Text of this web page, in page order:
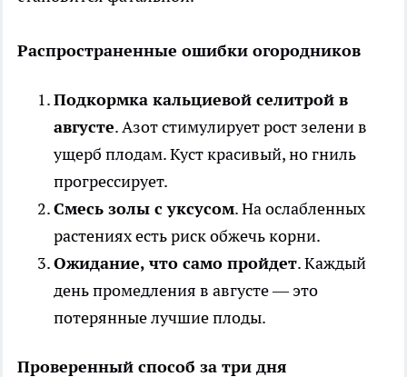
Распространенные ошибки огородников
Подкормка кальциевой селитрой в
августе. Азот стимулирует рост зелени в
ущерб плодам. Куст красивый, но гниль
прогрессирует.
Смесь золы с уксусом. На ослабленных
растениях есть риск обжечь корни.
Ожидание, что само пройдет. Каждый
день промедления в августе — это
потерянные лучшие плоды.
Проверенный способ за три дня